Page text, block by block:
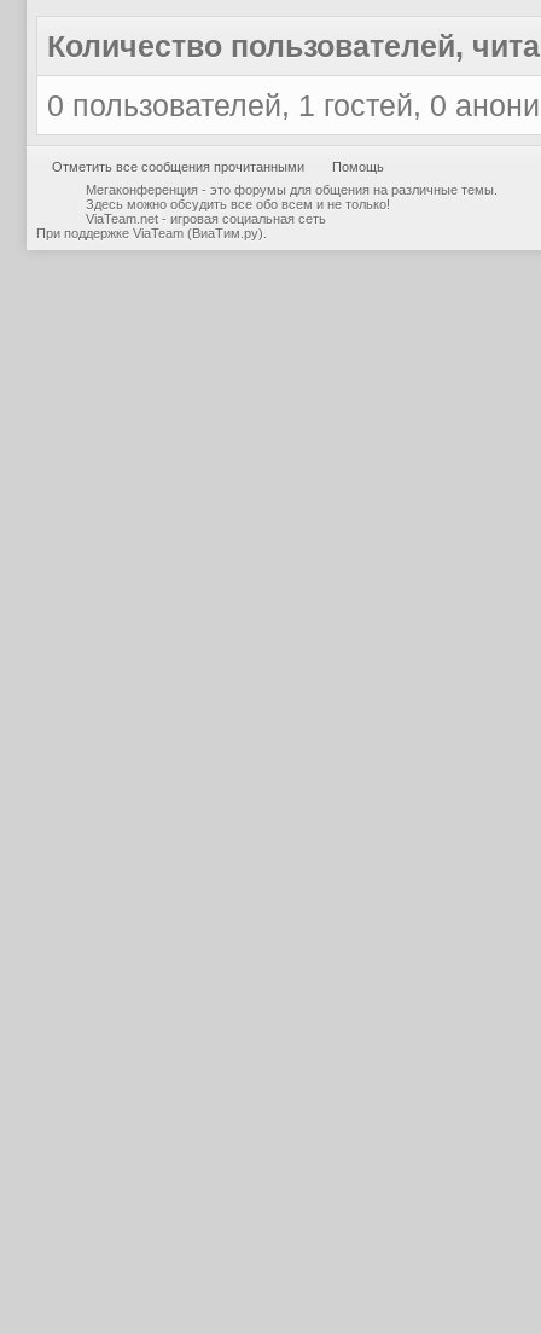
Количество пользователей,
0 пользователей, 1 гостей, 0
Отметить все сообщения прочитанными
Помощь
Мегаконференция - это форумы для общения на различные темы.
Здесь можно обсудить все обо всем и не только!
ViaTeam.net - игровая социальная сеть
При поддержке ViaTeam (ВиаТим.ру)